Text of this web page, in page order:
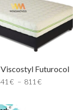
Futurocol
€ – 811€